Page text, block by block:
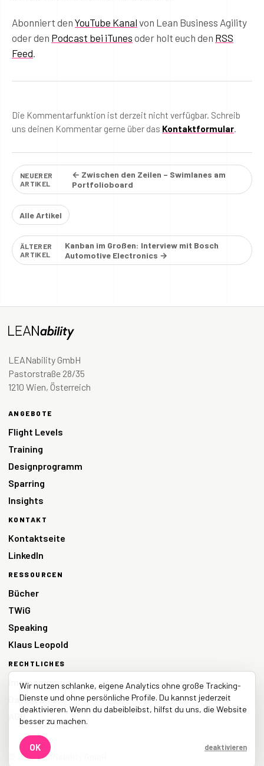
Abonniert den YouTube Kanal von Lean Business Agility
oder den Podcast bei iTunes oder holt euch den RSS
Feed.
Die Kommentarfunktion ist derzeit nicht verfügbar. Schreib
uns deinen Kommentar gerne über das Kontaktformular.
NEUERER
ARTIKEL
← Zwischen den Zeilen – Swimlanes am
Portfolioboard
Alle Artikel
ÄLTERER
ARTIKEL
Kanban im Großen: Interview mit Bosch
Automotive Electronics →
LEANability GmbH
Pastorstraße 28/35
1210 Wien, Österreich
ANGEBOTE
Flight Levels
Training
Designprogramm
Sparring
Insights
KONTAKT
Kontaktseite
LinkedIn
RESSOURCEN
Bücher
TWiG
Speaking
Klaus Leopold
RECHTLICHES
Impressum
Datenschutz
AGB
© 2026 LEANability GmbH
Wir nutzen schlanke, eigene Analytics ohne große Tracking-
Dienste und ohne persönliche Profile. Du kannst jederzeit
deaktivieren. Wenn du dabeibleibst, hilfst du uns, die Website
besser zu machen.
OK deaktivieren